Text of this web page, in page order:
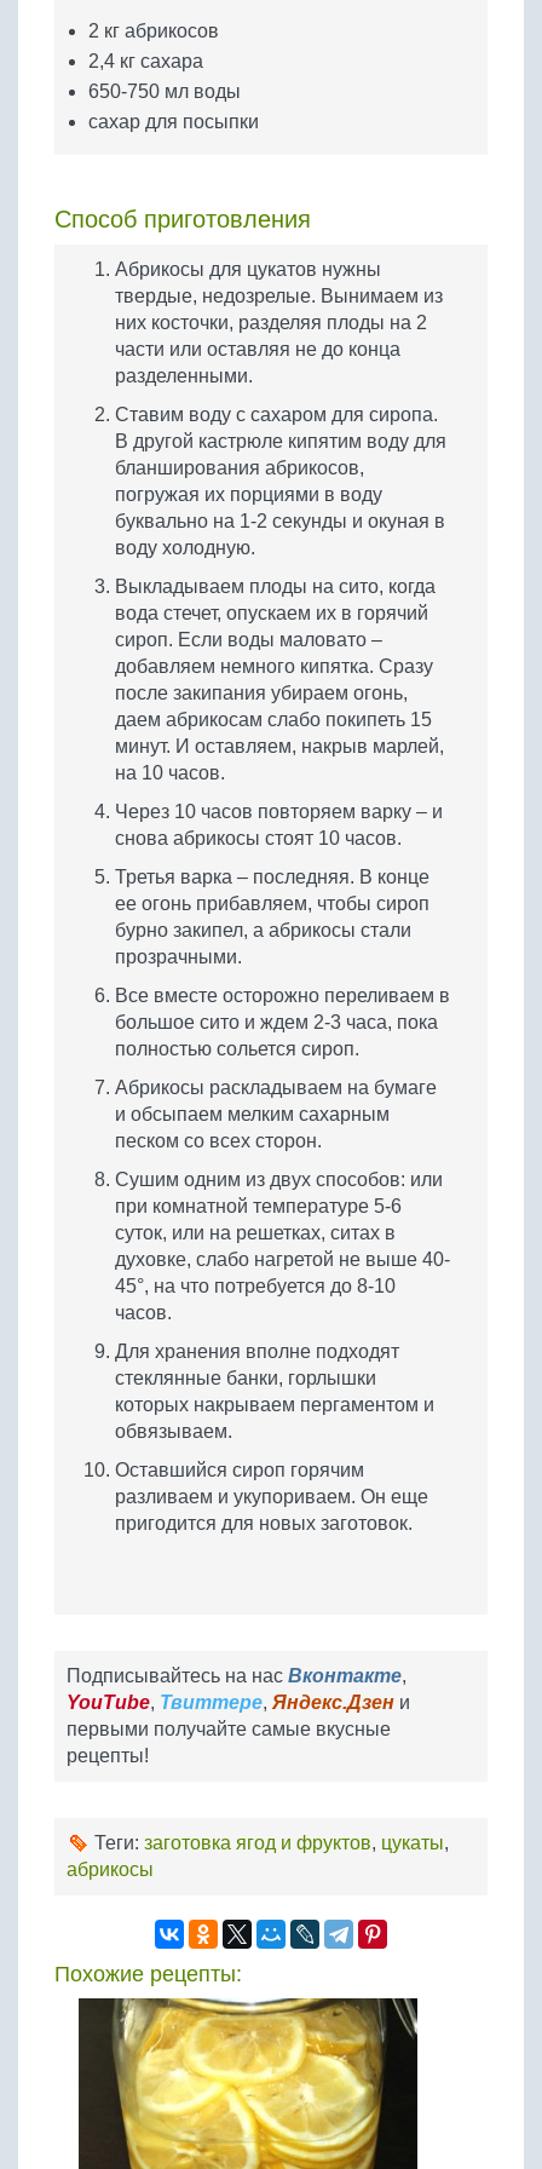
Яйца
Крупы
2 кг абрикосов
2,4 кг сахара
650-750 мл воды
сахар для посыпки
Способ приготовления
Абрикосы для цукатов нужны
твердые, недозрелые. Вынимаем из
них косточки, разделяя плоды на 2
части или оставляя не до конца
разделенными.
Ставим воду с сахаром для сиропа.
В другой кастрюле кипятим воду для
бланширования абрикосов,
погружая их порциями в воду
буквально на 1-2 секунды и окуная в
воду холодную.
Выкладываем плоды на сито, когда
вода стечет, опускаем их в горячий
сироп. Если воды маловато –
добавляем немного кипятка. Сразу
после закипания убираем огонь,
даем абрикосам слабо покипеть 15
минут. И оставляем, накрыв марлей,
на 10 часов.
Через 10 часов повторяем варку – и
снова абрикосы стоят 10 часов.
Третья варка – последняя. В конце
ее огонь прибавляем, чтобы сироп
бурно закипел, а абрикосы стали
прозрачными.
Все вместе осторожно переливаем в
большое сито и ждем 2-3 часа, пока
полностью сольется сироп.
Абрикосы раскладываем на бумаге
и обсыпаем мелким сахарным
песком со всех сторон.
Сушим одним из двух способов: или
при комнатной температуре 5-6
суток, или на решетках, ситах в
духовке, слабо нагретой не выше 40-
45°, на что потребуется до 8-10
часов.
Для хранения вполне подходят
стеклянные банки, горлышки
которых накрываем пергаментом и
обвязываем.
Оставшийся сироп горячим
разливаем и укупориваем. Он еще
пригодится для новых заготовок.
Подписывайтесь на нас Вконтакте,
YouTube, Твиттере, Яндекс.Дзен и
первыми получайте самые вкусные
рецепты!
Теги: заготовка ягод и фруктов, цукаты,
абрикосы
Похожие рецепты: